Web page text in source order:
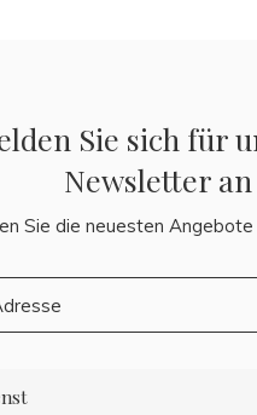
Sie sich für
Newsletter an
Sie die neuesten